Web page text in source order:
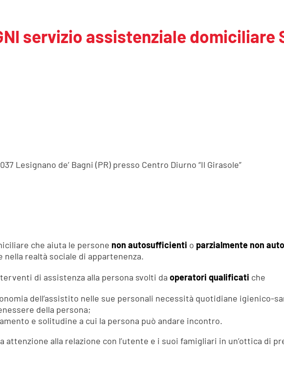
servizio assistenziale domiciliare
Lesignano de’ Bagni (PR) presso Centro Diurno “Il Girasole”
che aiuta le persone non autosufficienti o parzialmente non
nella realtà sociale di appartenenza.
di assistenza alla persona svolti da operatori qualificati che
dell’assistito nelle sue personali necessità quotidiane igienico-
della persona;
e solitudine a cui la persona può andare incontro.
alla relazione con l’utente e i suoi famigliari in un’ottica di